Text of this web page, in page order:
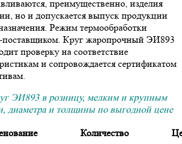
преимущественно, изделия
но и допускается выпуск продукции
Режим термообработки
поставщиком. Круг жаропрочный ЭИ893
проверку на соответствие
и сопровождается сертификатом
ЭИ893 в розницу, мелким и крупным
диаметра и толщины по выгодной цене
Количество